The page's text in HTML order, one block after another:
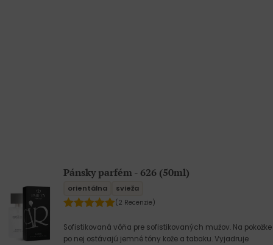
Pánsky parfém - 626 (50ml)
orientálna svieža
(2 Recenzie)
Sofistikovaná vôňa pre sofistikovaných mužov. Na pokožke
po nej ostávajú jemné tóny kože a tabaku. Vyjadruje